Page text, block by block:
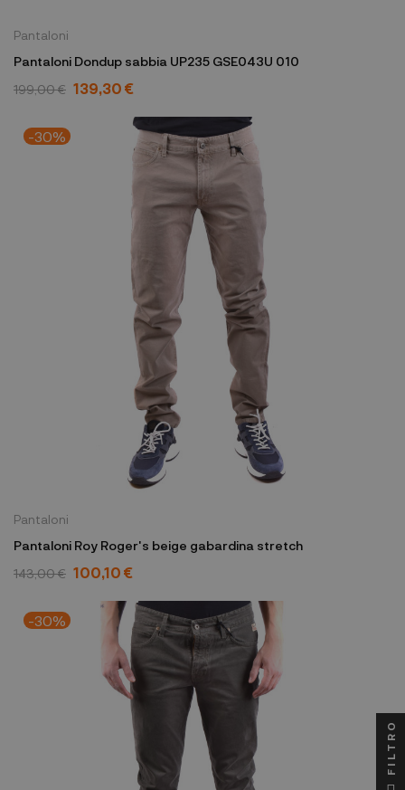
Pantaloni
Pantaloni Dondup sabbia UP235 GSE043U 010
199,00 € 139,30 €
-30%
Pantaloni
Pantaloni Roy Roger's beige gabardina stretch
143,00 € 100,10 €
-30%
FILTRO